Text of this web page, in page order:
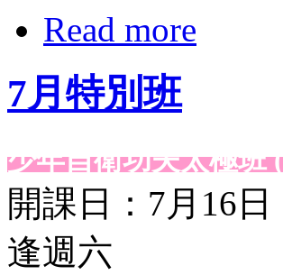
Read more
7月特別班
少年自衛功夫太極班
開課日：7月16日
逢週六